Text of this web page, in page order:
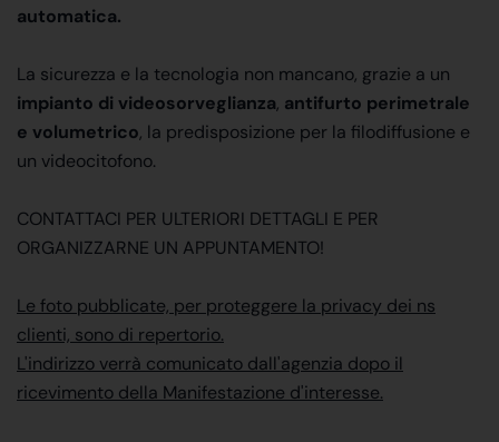
automatica.
La sicurezza e la tecnologia non mancano, grazie a un
impianto di videosorveglianza, antifurto perimetrale
e volumetrico, la predisposizione per la filodiffusione e
un videocitofono.
CONTATTACI PER ULTERIORI DETTAGLI E PER
ORGANIZZARNE UN APPUNTAMENTO!
Le foto pubblicate, per proteggere la privacy dei ns
clienti, sono di repertorio.
L'indirizzo verrà comunicato dall'agenzia dopo il
ricevimento della Manifestazione d'interesse.